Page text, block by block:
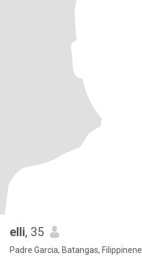
elli, 35
Padre Garcia, Batangas, Filippinene